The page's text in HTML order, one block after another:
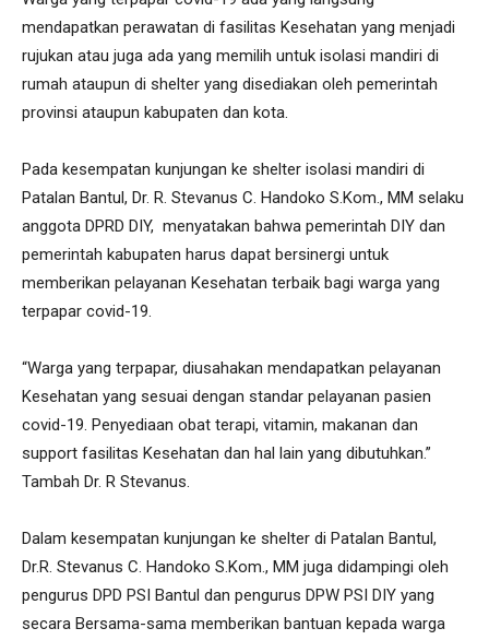
mendapatkan perawatan di fasilitas Kesehatan yang menjadi
rujukan atau juga ada yang memilih untuk isolasi mandiri di
rumah ataupun di shelter yang disediakan oleh pemerintah
provinsi ataupun kabupaten dan kota.
Pada kesempatan kunjungan ke shelter isolasi mandiri di
Patalan Bantul, Dr. R. Stevanus C. Handoko S.Kom., MM selaku
anggota DPRD DIY, menyatakan bahwa pemerintah DIY dan
pemerintah kabupaten harus dapat bersinergi untuk
memberikan pelayanan Kesehatan terbaik bagi warga yang
terpapar covid-19.
“Warga yang terpapar, diusahakan mendapatkan pelayanan
Kesehatan yang sesuai dengan standar pelayanan pasien
covid-19. Penyediaan obat terapi, vitamin, makanan dan
support fasilitas Kesehatan dan hal lain yang dibutuhkan.”
Tambah Dr. R Stevanus.
Dalam kesempatan kunjungan ke shelter di Patalan Bantul,
Dr.R. Stevanus C. Handoko S.Kom., MM juga didampingi oleh
pengurus DPD PSI Bantul dan pengurus DPW PSI DIY yang
secara Bersama-sama memberikan bantuan kepada warga